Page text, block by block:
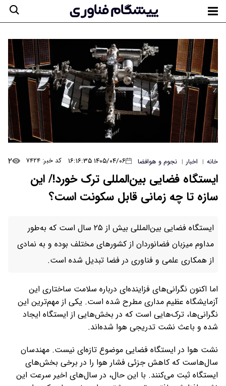
خانه | اخبار | نجوم و هوافضا ۱۴۰۵/۰۴/۰۶ ۱۶:۱۶:۳۵ کد خبر: ۷۴۲۴ ۲
ایستگاه فضایی بین‌المللی ترک خورد!/ این
سازه تا چه زمانی قابل سکونت است؟
ایستگاه فضایی بین‌المللی بیش از ۲۵ سال است که به‌طور
مداوم میزبان فضانوردان از کشورهای مختلف بوده و به نمادی
از همکاری علمی و فناوری در فضا تبدیل شده است.
اما اکنون نگرانی‌های فزاینده‌ای درباره سلامت ساختاری این
آزمایشگاه عظیم مداری مطرح شده است. یکی از مهم‌ترین این
نگرانی‌ها، ترک‌هایی است که در بخش‌هایی از ایستگاه ایجاد
شده و باعث نشت تدریجی هوا شده‌اند.
نشت هوا در ایستگاه فضایی موضوع تازه‌ای نیست. مهندسان
سال‌هاست که کاهش جزئی فشار هوا را در برخی بخش‌های
ایستگاه ثبت می‌کنند. با این حال، در سال‌های اخیر سرعت این